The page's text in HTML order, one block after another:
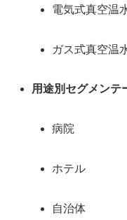
電気式真空温
ガス式真空温
用途別セグメンテ
病院
ホテル
自治体